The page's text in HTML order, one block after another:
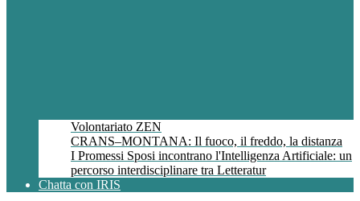
Volontariato ZEN
CRANS–MONTANA: Il fuoco, il freddo, la distanza
I Promessi Sposi incontrano l'Intelligenza Artificiale: un
percorso interdisciplinare tra Letteratur
Chatta con IRIS